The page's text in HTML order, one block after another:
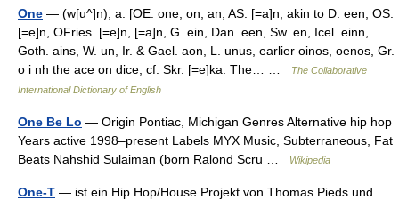
One — (w[u^]n), a. [OE. one, on, an, AS. [=a]n; akin to D. een, OS.
[=e]n, OFries. [=e]n, [=a]n, G. ein, Dan. een, Sw. en, Icel. einn,
Goth. ains, W. un, Ir. & Gael. aon, L. unus, earlier oinos, oenos, Gr.
o i nh the ace on dice; cf. Skr. [=e]ka. The… …
The Collaborative
International Dictionary of English
One Be Lo — Origin Pontiac, Michigan Genres Alternative hip hop
Years active 1998–present Labels MYX Music, Subterraneous, Fat
Beats Nahshid Sulaiman (born Ralond Scru …
Wikipedia
One-T — ist ein Hip Hop/House Projekt von Thomas Pieds und